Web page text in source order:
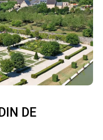
DE